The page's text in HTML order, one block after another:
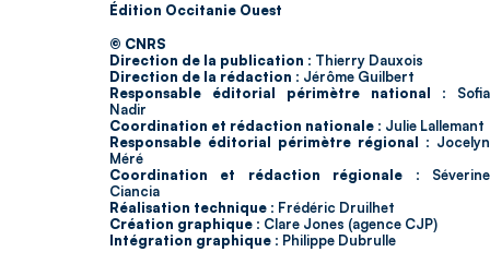
Édition Occitanie Ouest
© CNRS
Direction de la publication : Thierry Dauxois
Direction de la rédaction : Jérôme Guilbert
Responsable éditorial périmètre national : Sofia
Nadir
Coordination et rédaction nationale : Julie Lallemant
Responsable éditorial périmètre régional : Jocelyn
Méré
Coordination et rédaction régionale : Séverine
Ciancia
Réalisation technique : Frédéric Druilhet
Création graphique : Clare Jones (agence CJP)
Intégration graphique : Philippe Dubrulle